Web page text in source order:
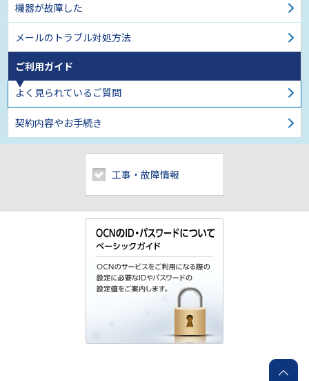
機器が故障した
メールのトラブル対処方法
ご利用ガイド
よく見られているご質問
契約内容やお手続き
工事・故障情報